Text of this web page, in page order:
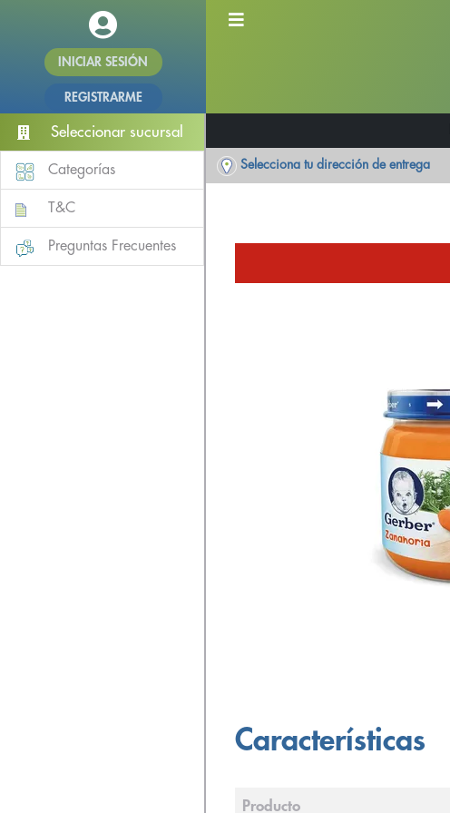
INICIAR SESIÓN
REGISTRARME
Seleccionar sucursal
Categorías
T&C
Preguntas Frecuentes
Selecciona tu dirección de entrega
Características
Producto